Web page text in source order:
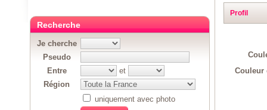
Profil
Couleur
Recherche
Je cherche
Pseudo
Entre
et
Région
uniquement avec photo